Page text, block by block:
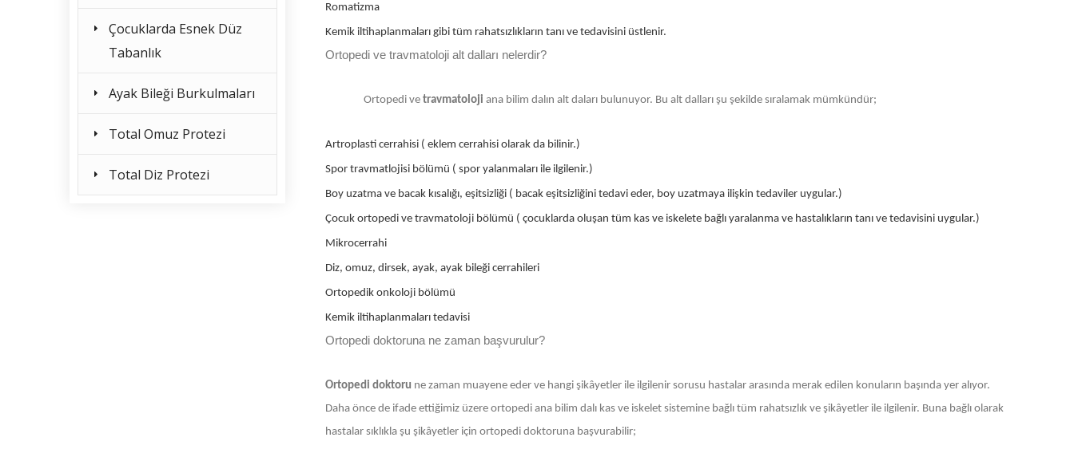
Romatizma
Kemik iltihaplanmaları gibi tüm rahatsızlıkların tanı ve tedavisini üstlenir.
Ortopedi ve travmatoloji alt dalları nelerdir?
Ortopedi ve travmatoloji ana bilim dalın alt daları bulunuyor. Bu alt dalları şu şekilde sıralamak mümkündür;
Artroplasti cerrahisi ( eklem cerrahisi olarak da bilinir.)
Spor travmatlojisi bölümü ( spor yalanmaları ile ilgilenir.)
Boy uzatma ve bacak kısalığı, eşitsizliği ( bacak eşitsizliğini tedavi eder, boy uzatmaya ilişkin tedaviler uygular.)
Çocuk ortopedi ve travmatoloji bölümü ( çocuklarda oluşan tüm kas ve iskelete bağlı yaralanma ve hastalıkların tanı ve tedavisini uygular.)
Mikrocerrahi
Diz, omuz, dirsek, ayak, ayak bileği cerrahileri
Ortopedik onkoloji bölümü
Kemik iltihaplanmaları tedavisi
Ortopedi doktoruna ne zaman başvurulur?
Ortopedi doktoru ne zaman muayene eder ve hangi şikâyetler ile ilgilenir sorusu hastalar arasında merak edilen konuların başında yer alıyor.
Daha önce de ifade ettiğimiz üzere ortopedi ana bilim dalı kas ve iskelet sistemine bağlı tüm rahatsızlık ve şikâyetler ile ilgilenir. Buna bağlı olarak
hastalar sıklıkla şu şikâyetler için ortopedi doktoruna başvurabilir;
Çocuklarda Esnek Düz
Tabanlık
Ayak Bileği Burkulmaları
Total Omuz Protezi
Total Diz Protezi